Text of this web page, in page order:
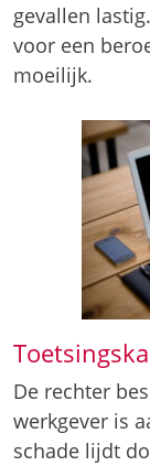
gevallen
voor een
moeilijk.
De rechter
werkgever is
schade lijdt